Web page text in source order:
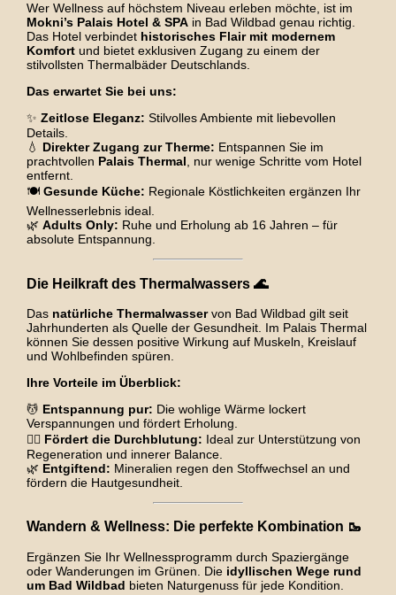
Wer Wellness auf höchstem Niveau erleben möchte, ist im
Mokni’s Palais Hotel & SPAin Bad Wildbad genau richtig.
Das Hotel verbindet historisches Flair mit modernem
Komfortund bietet exklusiven Zugang zu einem der
stilvollsten Thermalbäder Deutschlands.
Das erwartet Sie bei uns:
✨ Zeitlose Eleganz: Stilvolles Ambiente mit liebevollen
Details.
💧 Direkter Zugang zur Therme: Entspannen Sie im
prachtvollen Palais Thermal, nur wenige Schritte vom Hotel
entfernt.
🍽️ Gesunde Küche: Regionale Köstlichkeiten ergänzen Ihr
Wellnesserlebnis ideal.
🌿 Adults Only: Ruhe und Erholung ab 16 Jahren – für
absolute Entspannung.
Die Heilkraft des Thermalwassers 🌊
Das natürliche Thermalwasservon Bad Wildbad gilt seit
Jahrhunderten als Quelle der Gesundheit. Im Palais Thermal
können Sie dessen positive Wirkung auf Muskeln, Kreislauf
und Wohlbefinden spüren.
Ihre Vorteile im Überblick:
💆 Entspannung pur: Die wohlige Wärme lockert
Verspannungen und fördert Erholung.
🧖‍♀️ Fördert die Durchblutung: Ideal zur Unterstützung von
Regeneration und innerer Balance.
🌿 Entgiftend: Mineralien regen den Stoffwechsel an und
fördern die Hautgesundheit.
Wandern & Wellness: Die perfekte Kombination 🥾
Ergänzen Sie Ihr Wellnessprogramm durch Spaziergänge
oder Wanderungen im Grünen. Die idyllischen Wege rund
um Bad Wildbad bieten Naturgenuss für jede Kondition.